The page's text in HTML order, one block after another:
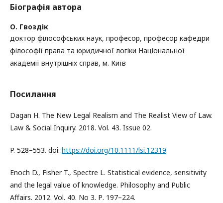
Біографія автора
О. Гвоздік
доктор філософських наук, професор, професор кафедри
філософії права та юридичної логіки Національної
академії внутрішніх справ, м. Київ
Посилання
Dagan H. The New Legal Realism and The Realist View of Law.
Law & Social Inquiry. 2018. Vol. 43. Issue 02.
P. 528–553. doi: https://doi.org/10.1111/lsi.12319.
Enoch D., Fisher T., Spectre L. Statistical evidence, sensitivity
and the legal value of knowledge. Philosophy and Public
Affairs. 2012. Vol. 40. No 3. Р. 197–224.